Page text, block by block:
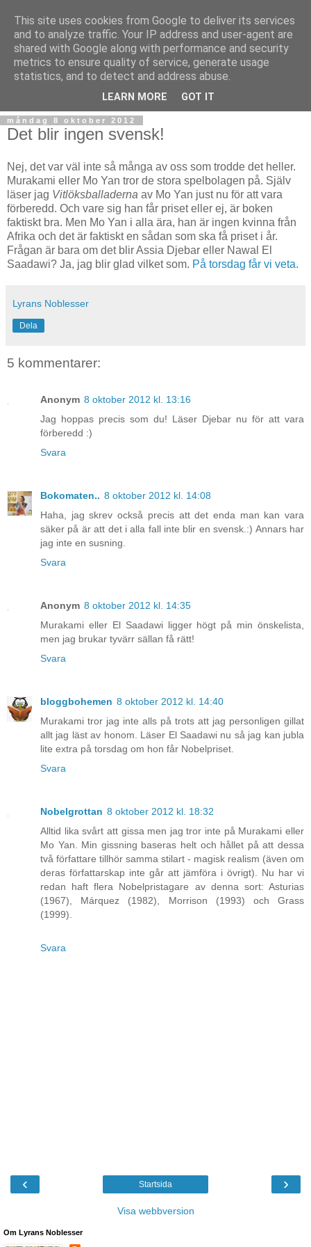
måndag 8 oktober 2012
Det blir ingen svensk!
Nej, det var väl inte så många av oss som trodde det heller.
Murakami eller Mo Yan tror de stora spelbolagen på. Själv
läser jag Vitlöksballaderna av Mo Yan just nu för att vara
förberedd. Och vare sig han får priset eller ej, är boken
faktiskt bra. Men Mo Yan i alla ära, han är ingen kvinna från
Afrika och det är faktiskt en sådan som ska få priset i år.
Frågan är bara om det blir Assia Djebar eller Nawal El
Saadawi? Ja, jag blir glad vilket som. På torsdag får vi veta.
Lyrans Noblesser
Dela
5 kommentarer:
Anonym 8 oktober 2012 kl. 13:16
Jag hoppas precis som du! Läser Djebar nu för att vara
förberedd :)
Svara
Bokomaten.. 8 oktober 2012 kl. 14:08
Haha, jag skrev också precis att det enda man kan vara
säker på är att det i alla fall inte blir en svensk.:) Annars har
jag inte en susning.
Svara
Anonym 8 oktober 2012 kl. 14:35
Murakami eller El Saadawi ligger högt på min önskelista,
men jag brukar tyvärr sällan få rätt!
Svara
bloggbohemen 8 oktober 2012 kl. 14:40
Murakami tror jag inte alls på trots att jag personligen gillat
allt jag läst av honom. Läser El Saadawi nu så jag kan jubla
lite extra på torsdag om hon får Nobelpriset.
Svara
Nobelgrottan 8 oktober 2012 kl. 18:32
Alltid lika svårt att gissa men jag tror inte på Murakami eller
Mo Yan. Min gissning baseras helt och hållet på att dessa
två författare tillhör samma stilart - magisk realism (även om
deras författarskap inte går att jämföra i övrigt). Nu har vi
redan haft flera Nobelpristagare av denna sort: Asturias
(1967), Márquez (1982), Morrison (1993) och Grass
(1999).
Svara
‹ ›
Startsida
Visa webbversion
Om Lyrans Noblesser
This site uses cookies from Google to deliver its services
and to analyze traffic. Your IP address and user-agent are
shared with Google along with performance and security
metrics to ensure quality of service, generate usage
statistics, and to detect and address abuse.
LEARN MORE GOT IT